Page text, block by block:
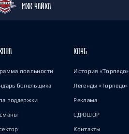
МХК ЧАЙКА
лояльности
болельщика
поддержки
КЛУБ
История «Торпедо»
Легенды «Торпедо»
Реклама
СДЮШОР
Контакты